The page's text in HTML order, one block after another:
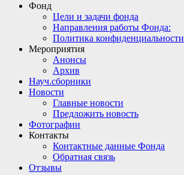
Фонд
Цели и задачи фонда
Направления работы Фонда:
Политика конфиденциальности
Мероприятия
Анонсы
Архив
Науч.сборники
Новости
Главные новости
Предложить новость
Фотографии
Контакты
Контактные данные Фонда
Обратная связь
Отзывы